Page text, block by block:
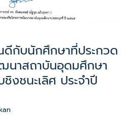
กับนักศึกษาที่ประกวด
นาสถาบันอุดมศึกษา
งชนะเลิศ ประจำปี